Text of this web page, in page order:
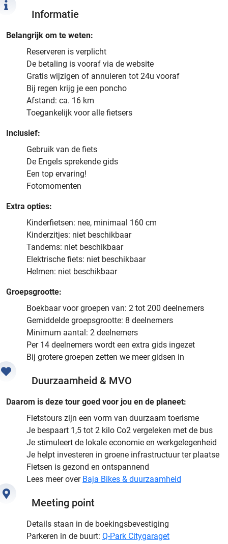
Informatie
Belangrijk om te weten:
Reserveren is verplicht
De betaling is vooraf via de website
Gratis wijzigen of annuleren tot 24u vooraf
Bij regen krijg je een poncho
Afstand: ca. 16 km
Toegankelijk voor alle fietsers
Inclusief:
Gebruik van de fiets
De Engels sprekende gids
Een top ervaring!
Fotomomenten
Extra opties:
Kinderfietsen: nee, minimaal 160 cm
Kinderzitjes: niet beschikbaar
Tandems: niet beschikbaar
Elektrische fiets: niet beschikbaar
Helmen: niet beschikbaar
Groepsgrootte:
Boekbaar voor groepen van: 2 tot 200 deelnemers
Gemiddelde groepsgrootte: 8 deelnemers
Minimum aantal: 2 deelnemers
Per 14 deelnemers wordt een extra gids ingezet
Bij grotere groepen zetten we meer gidsen in
Duurzaamheid & MVO
Daarom is deze tour goed voor jou en de planeet:
Fietstours zijn een vorm van duurzaam toerisme
Je bespaart 1,5 tot 2 kilo Co2 vergeleken met de bus
Je stimuleert de lokale economie en werkgelegenheid
Je helpt investeren in groene infrastructuur ter plaatse
Fietsen is gezond en ontspannend
Lees meer over Baja Bikes & duurzaamheid
Meeting point
Details staan in de boekingsbevestiging
Parkeren in de buurt: Q-Park Citygaraget